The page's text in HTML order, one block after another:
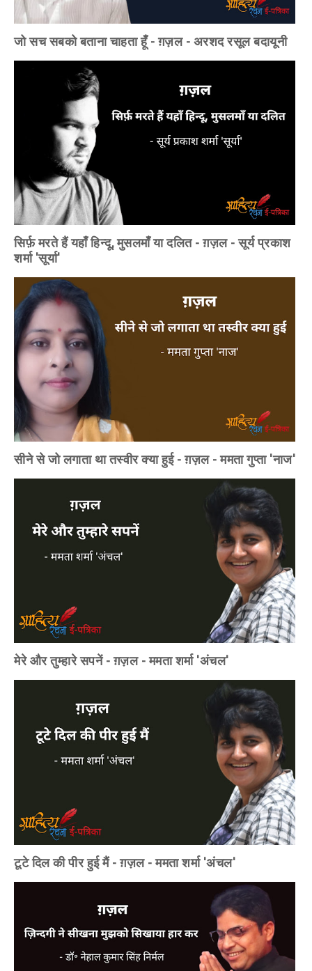
जो सच सबको बताना चाहता हूँ - ग़ज़ल - अरशद रसूल बदायूनी
सिर्फ़ मरते हैं यहाँ हिन्दू, मुसलमाँ या दलित - ग़ज़ल - सूर्य प्रकाश
शर्मा 'सूर्या'
सीने से जो लगाता था तस्वीर क्या हुई - ग़ज़ल - ममता गुप्ता 'नाज'
मेरे और तुम्हारे सपनें - ग़ज़ल - ममता शर्मा 'अंचल'
टूटे दिल की पीर हुई मैं - ग़ज़ल - ममता शर्मा 'अंचल'